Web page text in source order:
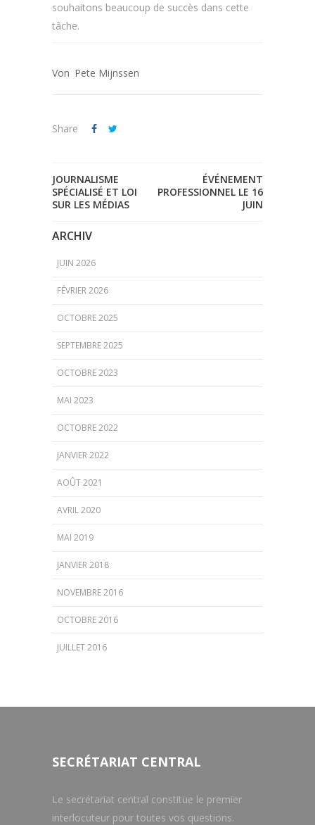
souhaitons beaucoup de succès dans cette
tâche.
Pete Mijnssen
Share
JOURNALISME
SPÉCIALISÉ ET LOI
SUR LES MÉDIAS
ÉVÉNEMENT
PROFESSIONNEL LE 16
JUIN
ARCHIV
JUIN 2026
FÉVRIER 2026
OCTOBRE 2025
SEPTEMBRE 2025
OCTOBRE 2023
MAI 2023
OCTOBRE 2022
JANVIER 2022
AOÛT 2021
AVRIL 2020
MAI 2019
JANVIER 2018
NOVEMBRE 2016
OCTOBRE 2016
JUILLET 2016
SECRÉTARIAT CENTRAL
Le secrétariat central constitue le premier
interlocuteur pour toutes vos questions.